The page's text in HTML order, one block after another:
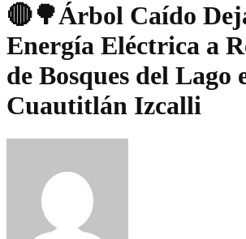
🔴🌳Árbol Caído
Energía Eléctrica a
de Bosques del Lago
Cuautitlán Izcalli